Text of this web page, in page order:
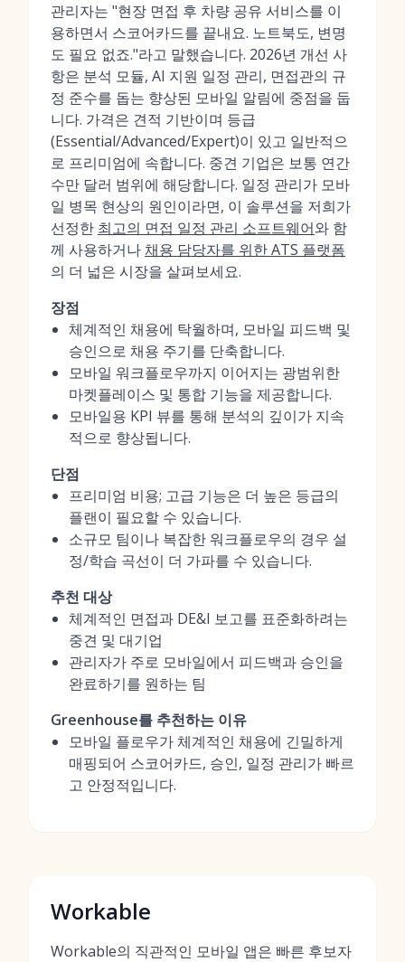
관리자는 "현장 면접 후 차량 공유 서비스를 이
용하면서 스코어카드를 끝내요. 노트북도, 변명
도 필요 없죠."라고 말했습니다. 2026년 개선 사
항은 분석 모듈, AI 지원 일정 관리, 면접관의 규
정 준수를 돕는 향상된 모바일 알림에 중점을 둡
니다. 가격은 견적 기반이며 등급
(Essential/Advanced/Expert)이 있고 일반적으
로 프리미엄에 속합니다. 중견 기업은 보통 연간
수만 달러 범위에 해당합니다. 일정 관리가 모바
일 병목 현상의 원인이라면, 이 솔루션을 저희가
선정한 최고의 면접 일정 관리 소프트웨어와 함
께 사용하거나채용 담당자를 위한 ATS 플랫폼
의 더 넓은 시장을 살펴보세요.
장점
체계적인 채용에 탁월하며, 모바일 피드백 및
승인으로 채용 주기를 단축합니다.
모바일 워크플로우까지 이어지는 광범위한
마켓플레이스 및 통합 기능을 제공합니다.
모바일용 KPI 뷰를 통해 분석의 깊이가 지속
적으로 향상됩니다.
단점
프리미엄 비용; 고급 기능은 더 높은 등급의
플랜이 필요할 수 있습니다.
소규모 팀이나 복잡한 워크플로우의 경우 설
정/학습 곡선이 더 가파를 수 있습니다.
추천 대상
체계적인 면접과 DE&I 보고를 표준화하려는
중견 및 대기업
관리자가 주로 모바일에서 피드백과 승인을
완료하기를 원하는 팀
Greenhouse를 추천하는 이유
모바일 플로우가 체계적인 채용에 긴밀하게
매핑되어 스코어카드, 승인, 일정 관리가 빠르
고 안정적입니다.
Workable
Workable의 직관적인 모바일 앱은 빠른 후보자